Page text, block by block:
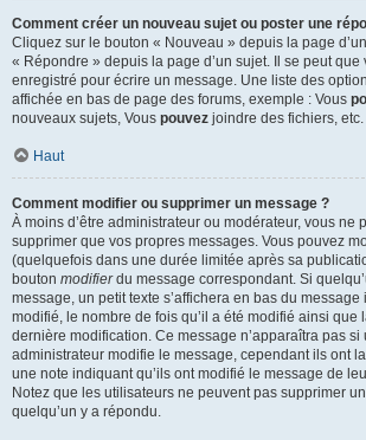
Comment créer un nouveau sujet ou poster une
Cliquez sur le bouton « Nouveau » depuis la page
« Répondre » depuis la page d’un sujet. Il se peut que
enregistré pour écrire un message. Une liste des
affichée en bas de page des forums, exemple : Vous
nouveaux sujets, Vous pouvez joindre des fichiers, etc.
Haut
Comment modifier ou supprimer un message ?
À moins d’être administrateur ou modérateur, vous ne
supprimer que vos propres messages. Vous pouvez
(quelquefois dans une durée limitée après sa
bouton modifierdu message correspondant. Si
message, un petit texte s’affichera en bas du message
modifié, le nombre de fois qu’il a été modifié ainsi que
dernière modification. Ce message n’apparaîtra pas si
administrateur modifie le message, cependant ils ont
une note indiquant qu’ils ont modifié le message de
Notez que les utilisateurs ne peuvent pas supprimer
quelqu’un y a répondu.